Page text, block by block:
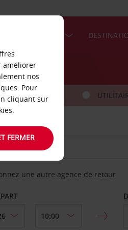
une autre agence de retour
améliorer
nos
Pour
cliquant sur
FERMER